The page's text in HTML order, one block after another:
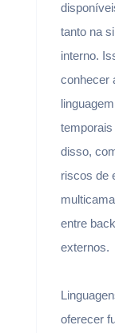
tanto na
interno.
conhecer
disso,
riscos de
entre
externos.
oferecer